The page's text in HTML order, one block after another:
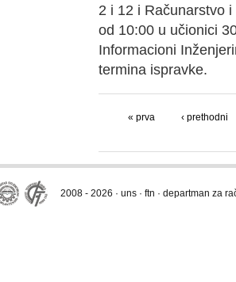
2 i 12 i Računarstvo
od 10:00 u učionici
Informacioni
termina ispravke.
« prva ‹ prethodni
2008 - 2026 · uns · ftn · departman za